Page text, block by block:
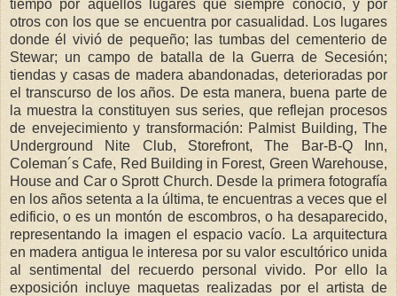
tiempo por aquellos lugares que siempre conoció, y por
otros con los que se encuentra por casualidad. Los lugares
donde él vivió de pequeño; las tumbas del cementerio de
Stewar; un campo de batalla de la Guerra de Secesión;
tiendas y casas de madera abandonadas, deterioradas por
el transcurso de los años. De esta manera, buena parte de
la muestra la constituyen sus series, que reflejan procesos
de envejecimiento y transformación: Palmist Building, The
Underground Nite Club, Storefront, The Bar-B-Q Inn,
Coleman´s Cafe, Red Building in Forest, Green Warehouse,
House and Car o Sprott Church. Desde la primera fotografía
en los años setenta a la última, te encuentras a veces que el
edificio, o es un montón de escombros, o ha desaparecido,
representando la imagen el espacio vacío. La arquitectura
en madera antigua le interesa por su valor escultórico unida
al sentimental del recuerdo personal vivido. Por ello la
exposición incluye maquetas realizadas por el artista de